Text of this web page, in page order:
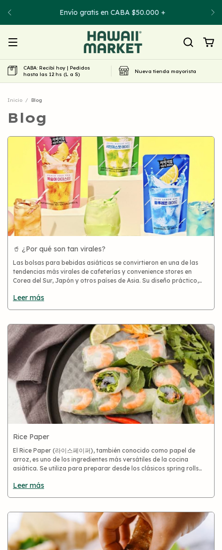
Envío gratis en CABA $50.000 +
CABA: Recibí hoy | Pedidos
hasta las 12 hs (L a S)
Nueva tienda mayorista
Inicio / Blog
Blog
🥤 ¿Por qué son tan virales?
Las bolsas para bebidas asiáticas se convirtieron en una de las
tendencias más virales de cafeterías y convenience stores en
Corea del Sur, Japón y otros países de Asia. Su diseño práctico,
Leer más
Rice Paper
El Rice Paper (라이스페이퍼), también conocido como papel de
arroz, es uno de los ingredientes más versátiles de la cocina
asiática. Se utiliza para preparar desde los clásicos spring rolls
crocantes,
Leer más